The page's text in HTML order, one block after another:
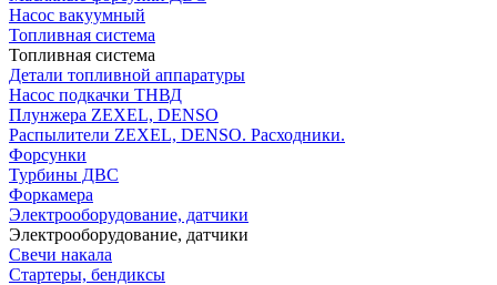
Насос вакуумный
Топливная система
Топливная система
Детали топливной аппаратуры
Насос подкачки ТНВД
Плунжера ZEXEL, DENSO
Распылители ZEXEL, DENSO. Расходники.
Форсунки
Турбины ДВС
Форкамера
Электрооборудование, датчики
Электрооборудование, датчики
Свечи накала
Стартеры, бендиксы